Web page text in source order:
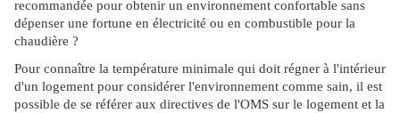
recommandée pour obtenir un environnement confortable sans
dépenser une fortune en électricité ou en combustible pour la
chaudière ?
Pour connaître la température minimale qui doit régner à l'intérieur
d'un logement pour considérer l'environnement comme sain, il est
possible de se référer aux directives de l'OMS sur le logement et la